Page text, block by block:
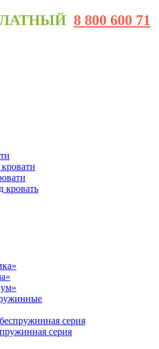
8 800 600 71
кровать
серия
серия